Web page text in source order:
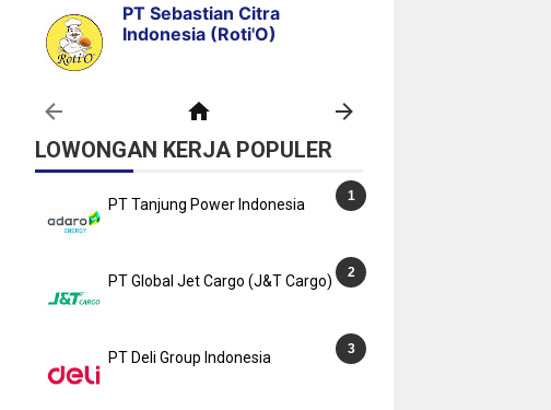
LOWONGAN KERJA POPULER
PT Tanjung Power Indonesia
PT Global Jet Cargo (J&T Cargo)
PT Deli Group Indonesia